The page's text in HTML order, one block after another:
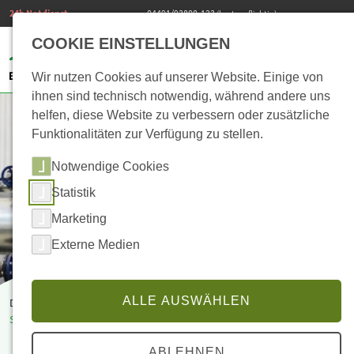
24h Notdienst 04491/93800-123(kostenpflichtig)
Du befindest dich hier:
Start>Heizung>Heizungsbau>Rohrleitungsbau | Anbindungen
COOKIE EINSTELLUNGEN
Wir nutzen Cookies auf unserer Website. Einige von
ihnen sind technisch notwendig, während andere uns
helfen, diese Website zu verbessern oder zusätzliche
Funktionalitäten zur Verfügung zu stellen.
Notwendige Cookies
Statistik
Marketing
Externe Medien
ALLE AUSWÄHLEN